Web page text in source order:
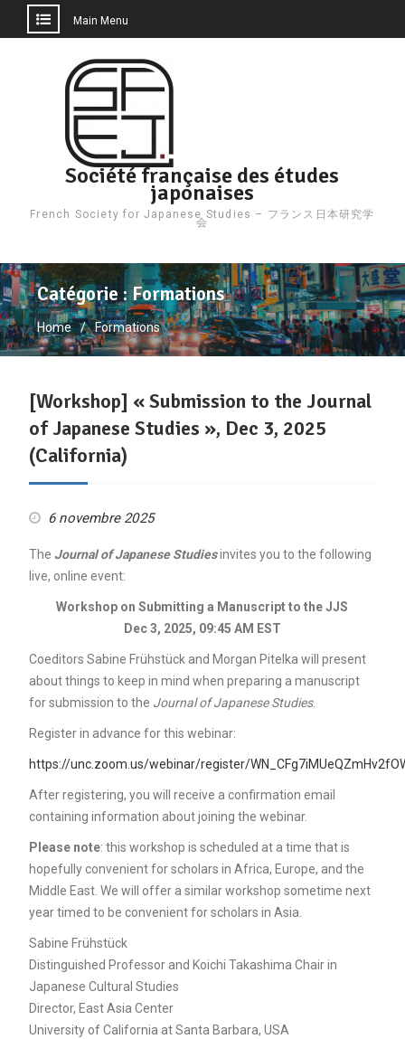
Main Menu
Société française des études
japonaises
French Society for Japanese Studies – フランス日本研究学
会
Catégorie :Formations
Home Formations
[Workshop] « Submission to the Journal
of Japanese Studies », Dec 3, 2025
(California)
6 novembre 2025
The Journal of Japanese Studiesinvites you to the following
live, online event:
Workshop on Submitting a Manuscript to the JJS
Dec 3, 2025, 09:45 AM EST
Coeditors Sabine Frühstück and Morgan Pitelka will present
about things to keep in mind when preparing a manuscript
for submission to the Journal of Japanese Studies.
Register in advance for this webinar:
https://unc.zoom.us/webinar/register/
After registering, you will receive a confirmation email
containing information about joining the webinar.
Please note: this workshop is scheduled at a time that is
hopefully convenient for scholars in Africa, Europe, and the
Middle East. We will offer a similar workshop sometime next
year timed to be convenient for scholars in Asia.
Sabine Frühstück
Distinguished Professor and Koichi Takashima Chair in
Japanese Cultural Studies
Director, East Asia Center
University of California at Santa Barbara, USA